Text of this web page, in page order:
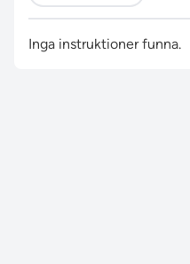
Inga instruktioner funna.